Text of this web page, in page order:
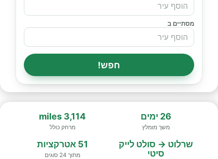
מסתיים ב
חפש!
26 ימים
משך מומלץ
3,114 miles
מרחק כולל
שרלוט → סולט לייק
סיטי
51 אטרקציות
מתוך 24 סוגים